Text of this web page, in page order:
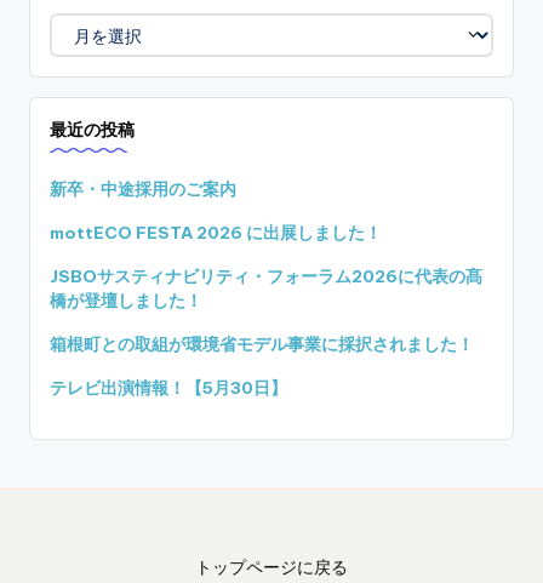
ア
ー
カ
ブ
最近の投稿
新卒・中途採用のご案内
mottECO FESTA 2026 に出展しました！
JSBOサスティナビリティ・フォーラム2026に代表の髙
橋が登壇しました！
箱根町との取組が環境省モデル事業に採択されました！
テレビ出演情報！【5月30日】
トップページに戻る